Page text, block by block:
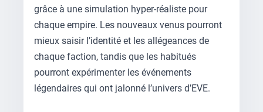
grâce à une simulation hyper-réaliste pour
chaque empire. Les nouveaux venus pourront
mieux saisir l’identité et les allégeances de
chaque faction, tandis que les habitués
pourront expérimenter les événements
légendaires qui ont jalonné l’univers d’EVE.